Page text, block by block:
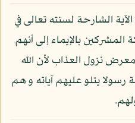
الشارحة لسنته تعالى في
بالإيماء إلى أنهم
نزول العذاب لأن الله
يتلو عليهم آياته و هم